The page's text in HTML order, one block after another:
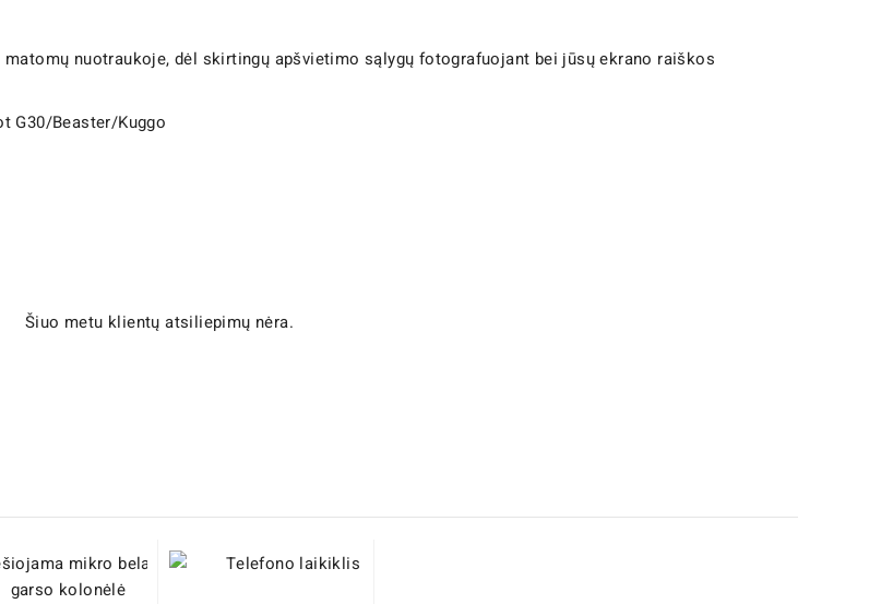
nuotraukoje, dėl skirtingų apšvietimo sąlygų fotografuojant bei jūsų ekrano raiškos
G30/Beaster/Kuggo
Šiuo metu klientų atsiliepimų nėra.